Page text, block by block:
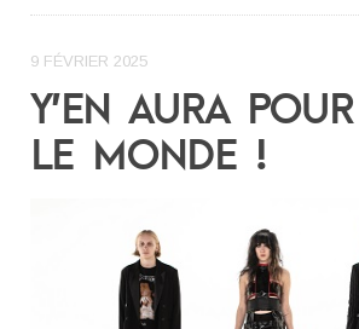
9 FÉVRIER 2025
Y’EN AURA
LE MONDE !